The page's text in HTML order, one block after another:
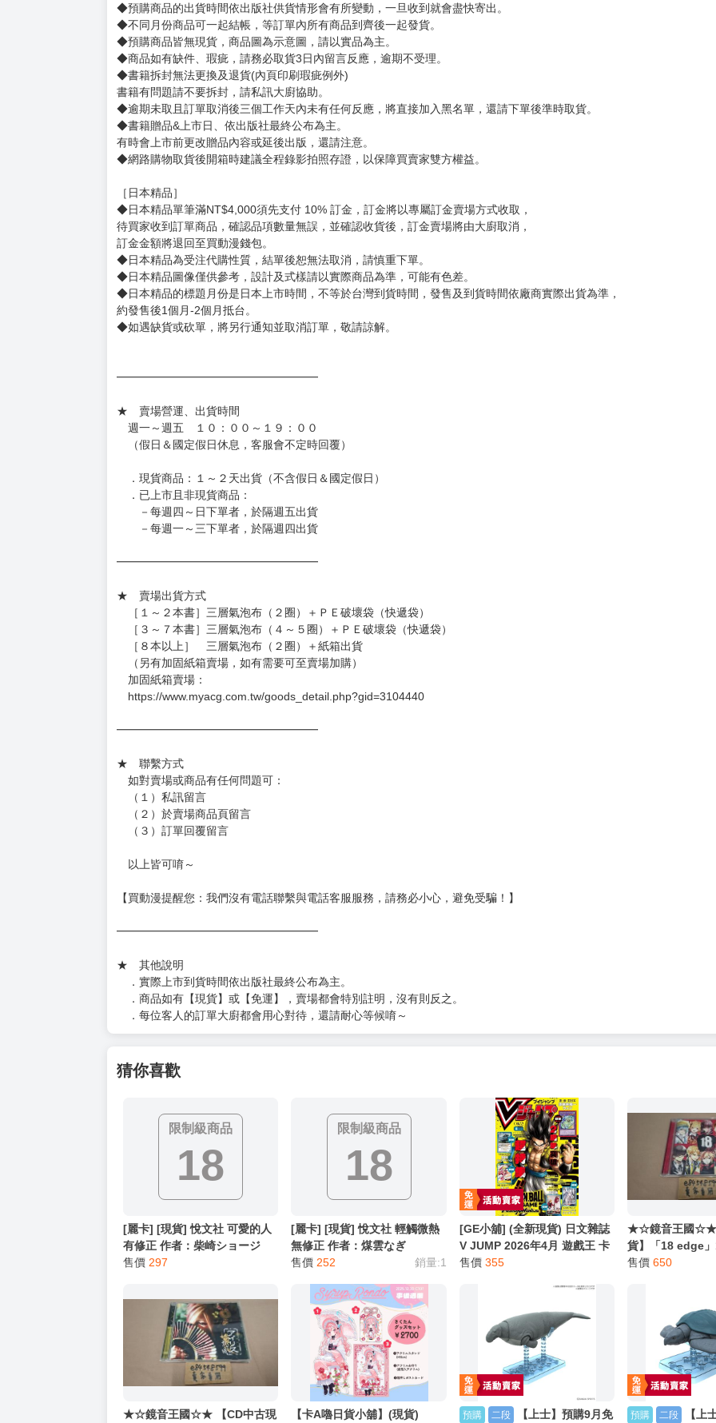
X：@s_k_k
賣場規則
【下標前，請詳閱以下事項，完全同意才請下標，下標後視同完全同意】
［一般商品］
◆有任何問題請聯繫客服。
用評價溝通者，日後將不再提供購書服務，請另尋其他店家，謝謝。
◆不同月份商品可一起結帳，等訂單內所有商品到齊後一起發貨。
◆預購商品皆無現貨，商品圖為示意圖，請以實品為主。
◆商品如有缺件、瑕疵，請務必取貨3日內留言反應，逾期不受理。
◆書籍拆封無法更換及退貨(內頁印刷瑕疵例外)
書籍有問題請不要拆封，請私訊大廚協助。
◆逾期未取且訂單取消後三個工作天內未有任何反應，將直接加入黑名單，還請下單後準時取貨。
◆書籍贈品&上市日、依出版社最終公布為主。
有時會上市前更改贈品內容或延後出版，還請注意。
◆網路購物取貨後開箱時建議全程錄影拍照存證，以保障買賣家雙方權益。
訂金金額將退回至買動漫錢包。
◆日本精品為受注代購性質，結單後恕無法取消，請慎重下單。
◆日本精品圖像僅供參考，設計及式樣請以實際商品為準，可能有色差。
約發售後1個月-2個月抵台。
◆如遇缺貨或砍單，將另行通知並取消訂單，敬請諒解。
週一～週五 １０：００～１９：００
（假日＆國定假日休息，客服會不定時回覆）
．現貨商品：１～２天出貨（不含假日＆國定假日）
．已上市且非現貨商品：
－每週四～日下單者，於隔週五出貨
－每週一～三下單者，於隔週四出貨
★ 賣場出貨方式
［１～２本書］三層氣泡布（２圈）＋ＰＥ破壞袋（快遞袋）
［３～７本書］三層氣泡布（４～５圈）＋ＰＥ破壞袋（快遞袋）
［８本以上］ 三層氣泡布（２圈）＋紙箱出貨
（另有加固紙箱賣場，如有需要可至賣場加購）
https://www.myacg.com.tw/goods_detail.php?gid=3104440
━━━━━━━━━━━━━━━━━━
（１）私訊留言
（２）於賣場商品頁留言
（３）訂單回覆留言
【買動漫提醒您：我們沒有電話聯繫與電話客服服務，請務必小心，避免受騙！】
★ 其他說明
．商品如有【現貨】或【免運】，賣場都會特別註明，沒有則反之。
．每位客人的訂單大廚都會用心對待，還請耐心等候唷～
猜你喜歡
18
有修正 作者：柴崎ショージ
限制級商品
18
[麗卡] [現貨] 悅文社 輕觸微熱
無修正 作者：煤雲なぎ
[GE小舖] (全新現貨) 日文雜誌
V JUMP 2026年4月 遊戲王 卡
★☆鏡音王國☆★
貨】「18 edge